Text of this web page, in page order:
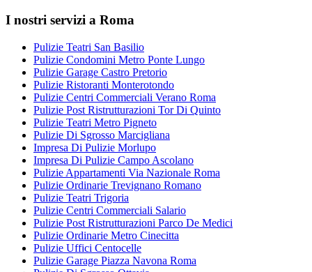
I nostri servizi a Roma
Pulizie Teatri San Basilio
Pulizie Condomini Metro Ponte Lungo
Pulizie Garage Castro Pretorio
Pulizie Ristoranti Monterotondo
Pulizie Centri Commerciali Verano Roma
Pulizie Post Ristrutturazioni Tor Di Quinto
Pulizie Teatri Metro Pigneto
Pulizie Di Sgrosso Marcigliana
Impresa Di Pulizie Morlupo
Impresa Di Pulizie Campo Ascolano
Pulizie Appartamenti Via Nazionale Roma
Pulizie Ordinarie Trevignano Romano
Pulizie Teatri Trigoria
Pulizie Centri Commerciali Salario
Pulizie Post Ristrutturazioni Parco De Medici
Pulizie Ordinarie Metro Cinecitta
Pulizie Uffici Centocelle
Pulizie Garage Piazza Navona Roma